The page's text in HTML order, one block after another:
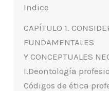
Indice
CAPÍTULO 1.
FUNDAMENTALES
Y CONCEPTUALES
I.Deontología
Códigos de ética